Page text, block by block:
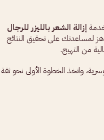
إزالة الشعر بالليزر للرجال
لمساعدتك على تحقيق النتائج
من التهيج.
واتخذ الخطوة الأولى نحو ثقة